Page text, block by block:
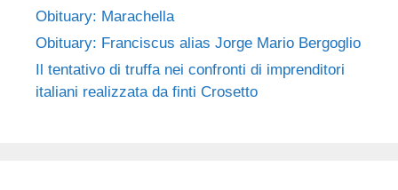
Obituary: Marachella
Obituary: Franciscus alias Jorge Mario Bergoglio
Il tentativo di truffa nei confronti di imprenditori
italiani realizzata da finti Crosetto